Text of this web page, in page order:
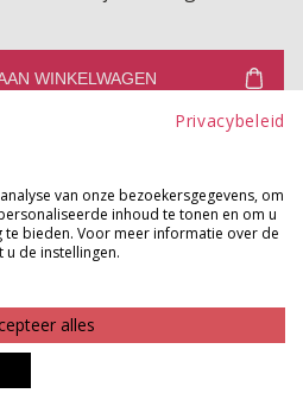
WINKELWAGEN
in onze winkels
zijde er bij in.
Privacybeleid
van onze bezoekersgegevens, om
inhoud te tonen en om u
te bieden. Voor meer informatie over de
de instellingen.
alles